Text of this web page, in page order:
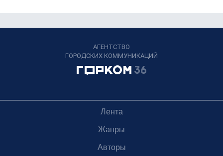
АГЕНТСТВО
ГОРОДСКИХ КОММУНИКАЦИЙ
Лента
Жанры
Авторы